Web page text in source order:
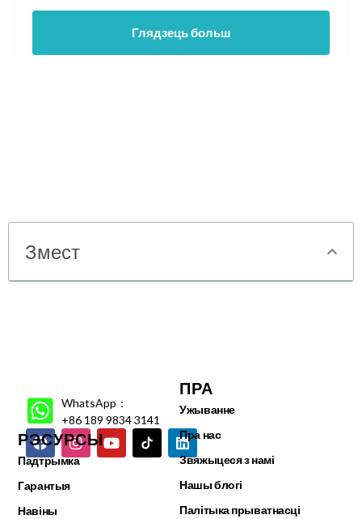
Глядзець больш
Змест
WhatsApp：
+86 189 9834 3141
РЭСУРСЫ
Падтрымка
Гарантыя
Навіны
ПРА
Ужыванне
Пра нас
Звяжыцеся з намі
Нашы блогі
Палітыка прыватнасці